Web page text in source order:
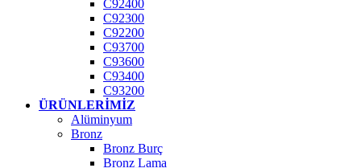
C92400
C92300
C92200
C93700
C93600
C93400
C93200
ÜRÜNLERIMIZ
Alüminyum
Bronz
Bronz Burç
Bronz Lama